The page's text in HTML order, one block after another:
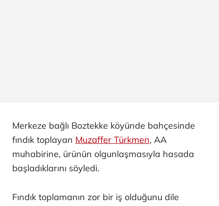
Merkeze bağlı Boztekke köyünde bahçesinde
fındık toplayan Muzaffer Türkmen, AA
muhabirine, ürünün olgunlaşmasıyla hasada
başladıklarını söyledi.
Fındık toplamanın zor bir iş olduğunu dile